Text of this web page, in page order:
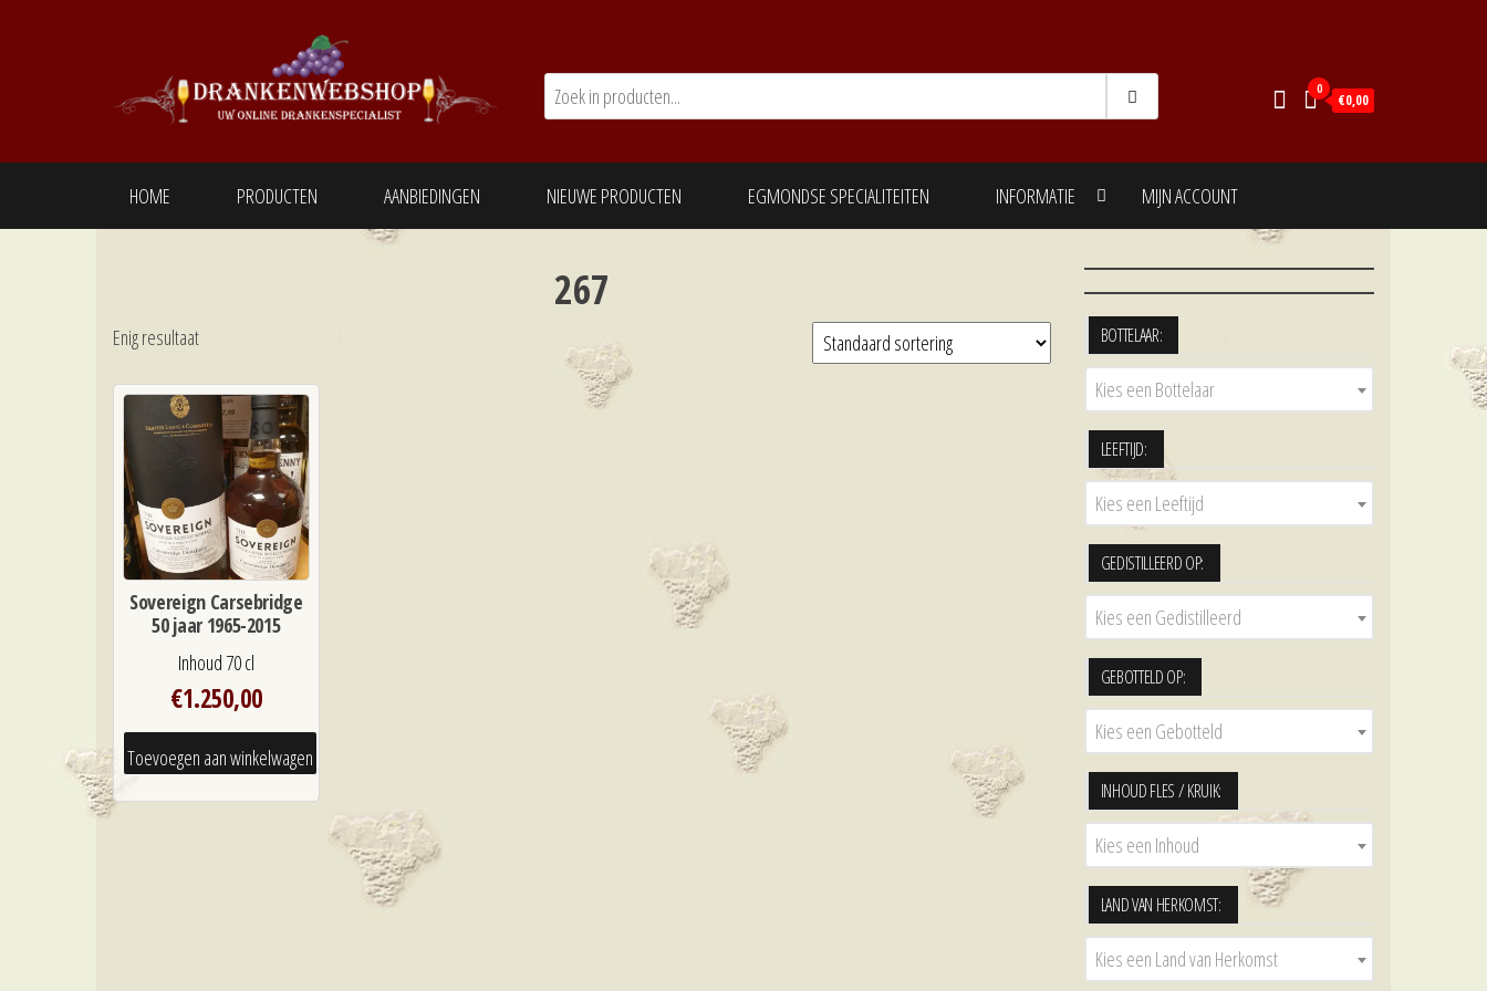
Drankenspecialist
0
€0,00
HOME PRODUCTEN AANBIEDINGEN NIEUWE PRODUCTEN EGMONDSE SPECIALITEITEN INFORMATIE MIJN ACCOUNT
267
Enig resultaat
Sovereign Carsebridge
50 jaar 1965-2015
Inhoud 70 cl
€1.250,00
Toevoegen aan winkelwagen
BOTTELAAR:
Kies een Bottelaar
LEEFTIJD:
Kies een Leeftijd
GEDISTILLEERD OP:
Kies een Gedistilleerd
GEBOTTELD OP:
Kies een Gebotteld
INHOUD FLES / KRUIK:
Kies een Inhoud
LAND VAN HERKOMST:
Kies een Land van Herkomst